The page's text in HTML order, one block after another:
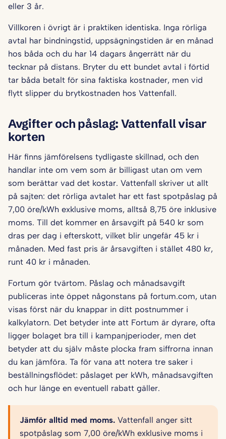
eller 3 år.
Villkoren i övrigt är i praktiken identiska. Inga rörliga
avtal har bindningstid, uppsägningstiden är en månad
hos båda och du har 14 dagars ångerrätt när du
tecknar på distans. Bryter du ett bundet avtal i förtid
tar båda betalt för sina faktiska kostnader, men vid
flytt slipper du brytkostnaden hos Vattenfall.
Avgifter och påslag: Vattenfall visar
korten
Här finns jämförelsens tydligaste skillnad, och den
handlar inte om vem som är billigast utan om vem
som berättar vad det kostar. Vattenfall skriver ut allt
på sajten: det rörliga avtalet har ett fast spotpåslag på
7,00 öre/kWh exklusive moms, alltså 8,75 öre inklusive
moms. Till det kommer en årsavgift på 540 kr som
dras per dag i efterskott, vilket blir ungefär 45 kr i
månaden. Med fast pris är årsavgiften i stället 480 kr,
runt 40 kr i månaden.
Fortum gör tvärtom. Påslag och månadsavgift
publiceras inte öppet någonstans på fortum.com, utan
visas först när du knappar in ditt postnummer i
kalkylatorn. Det betyder inte att Fortum är dyrare, ofta
ligger bolaget bra till i kampanjperioder, men det
betyder att du själv måste plocka fram siffrorna innan
du kan jämföra. Ta för vana att notera tre saker i
beställningsflödet: påslaget per kWh, månadsavgiften
och hur länge en eventuell rabatt gäller.
Jämför alltid med moms. Vattenfall anger sitt
spotpåslag som 7,00 öre/kWh exklusive moms i